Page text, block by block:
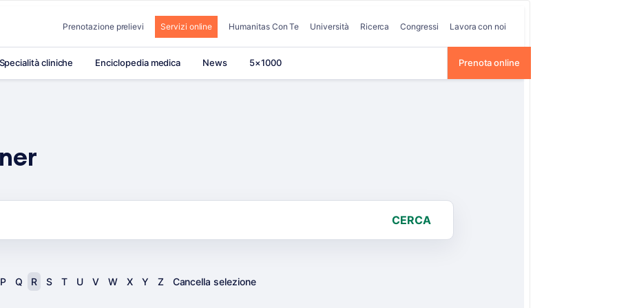
Prenotazione prelievi Servizi online Humanitas Con Te Università Ricerca Congressi Lavora con noi
Specialità cliniche Enciclopedia medica News 5×1000 Prenota online
CERCA
P Q R S T U V W X Y Z Cancella selezione